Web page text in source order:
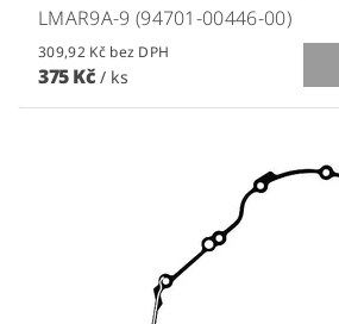
LMAR9A-9 (94701-00446-00)
309,92 Kč bez DPH
375 Kč / ks